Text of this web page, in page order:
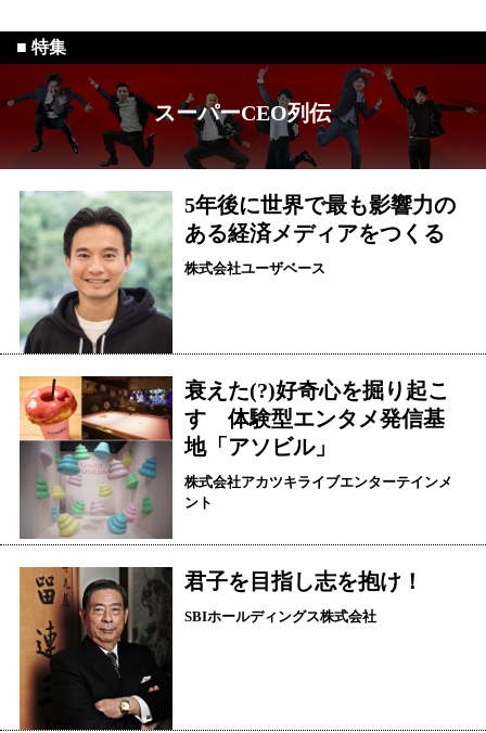
スーパーCEO列伝
5年後に世界で最も影響力の
ある経済メディアをつくる
株式会社ユーザベース
衰えた(?)好奇心を掘り起こ
す 体験型エンタメ発信基
地「アソビル」
株式会社アカツキライブエンターテインメ
ント
君子を目指し志を抱け！
SBIホールディングス株式会社